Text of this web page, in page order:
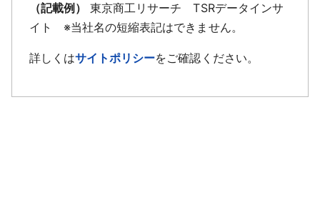
（記載例）
東京商工リサーチ TSRデータインサ
イト ※当社名の短縮表記はできません。
詳しくはサイトポリシーをご確認ください。